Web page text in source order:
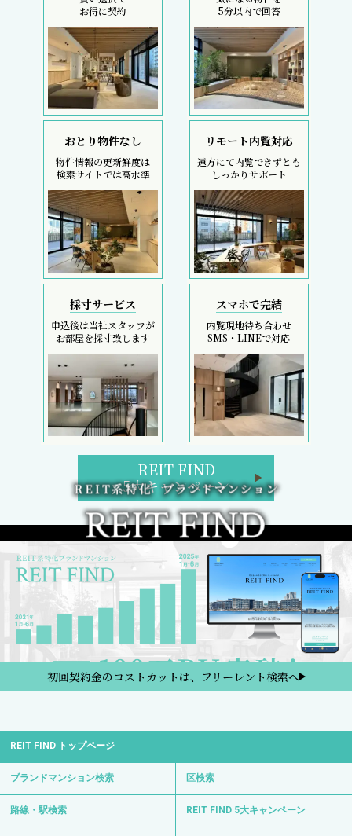
お得に契約
5分以内で回答
おとり物件なし
物件情報の更新鮮度は
検索サイトでは高水準
リモート内覧対応
遠方にて内覧できずとも
しっかりサポート
採寸サービス
申込後は当社スタッフが
お部屋を採寸致します
スマホで完結
内覧現地待ち合わせ
SMS・LINEで対応
REIT FIND
5大キャンペーン
初回契約金のコストカットは、フリーレント検索へ
REIT FIND トップページ
ブランドマンション検索 区検索
路線・駅検索 REIT FIND 5大キャンペーン